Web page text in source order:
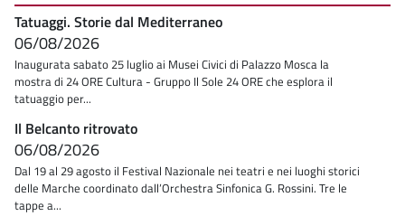
Tatuaggi. Storie dal Mediterraneo
06/08/2026
Inaugurata sabato 25 luglio ai Musei Civici di Palazzo Mosca la
mostra di 24 ORE Cultura - Gruppo Il Sole 24 ORE che esplora il
tatuaggio per...
Il Belcanto ritrovato
06/08/2026
Dal 19 al 29 agosto il Festival Nazionale nei teatri e nei luoghi storici
delle Marche coordinato dall’Orchestra Sinfonica G. Rossini. Tre le
tappe a...